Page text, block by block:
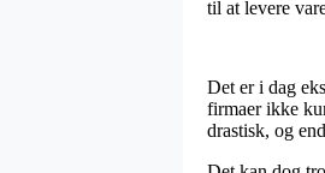
til at levere
Det er i dag
firmaer ikke
drastisk, og